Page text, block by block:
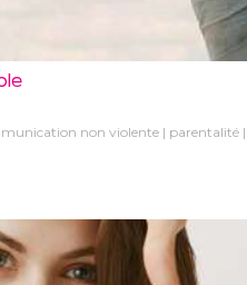
non violente parentalité